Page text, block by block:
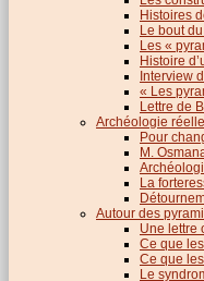
Histoires
Le bout
Les «
Histoire
Interview
« Les
Lettre de
Archéologie réelle
Pour
M.
La
Autour des
Une lettre
Ce que
Ce que
Le